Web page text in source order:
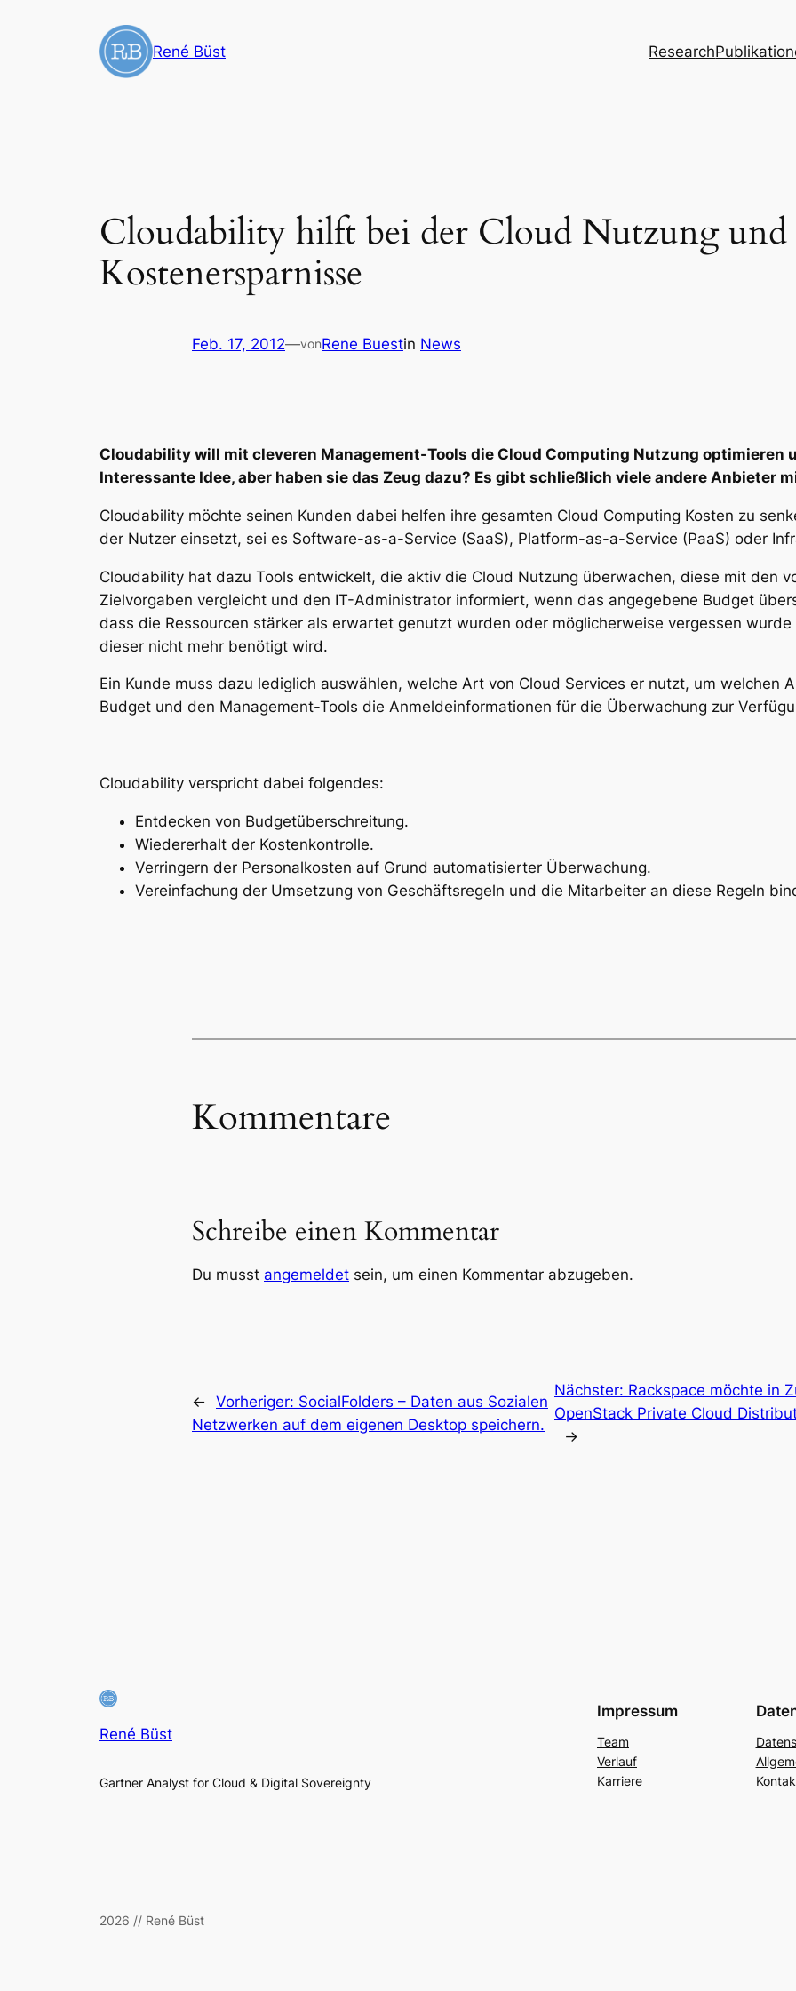
René Büst Research
Cloudability hilft bei der Cloud Nutzung und
Kostenersparnisse
Feb. 17, 2012—vonRene Buestin News
Cloudability will mit cleveren Management-Tools die Cloud Computing Nutzung optimieren
Interessante Idee, aber haben sie das Zeug dazu? Es gibt schließlich viele andere Anbieter
Cloudability möchte seinen Kunden dabei helfen ihre gesamten Cloud Computing Kosten zu
der Nutzer einsetzt, sei es Software-as-a-Service (SaaS), Platform-as-a-Service (PaaS) oder
Cloudability hat dazu Tools entwickelt, die aktiv die Cloud Nutzung überwachen, diese mit den
Zielvorgaben vergleicht und den IT-Administrator informiert, wenn das angegebene Budget
dass die Ressourcen stärker als erwartet genutzt wurden oder möglicherweise vergessen
dieser nicht mehr benötigt wird.
Ein Kunde muss dazu lediglich auswählen, welche Art von Cloud Services er nutzt, um welchen
Budget und den Management-Tools die Anmeldeinformationen für die Überwachung zur
Cloudability verspricht dabei folgendes:
Entdecken von Budgetüberschreitung.
Wiedererhalt der Kostenkontrolle.
Verringern der Personalkosten auf Grund automatisierter Überwachung.
Vereinfachung der Umsetzung von Geschäftsregeln und die Mitarbeiter an diese Regeln
Kommentare
Schreibe einen Kommentar
Du musst angemeldet sein, um einen Kommentar abzugeben.
← Vorheriger: SocialFolders – Daten aus Sozialen
Netzwerken auf dem eigenen Desktop speichern.
Nächster: Rackspace möchte in
OpenStack Private Cloud
→
René Büst
Gartner Analyst for Cloud & Digital Sovereignty
Impressum
Team
Verlauf
Karriere
2026 // René Büst